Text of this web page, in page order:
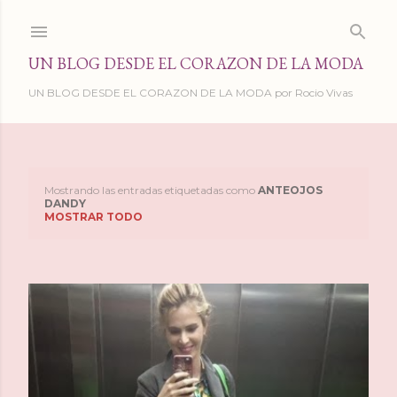
UN BLOG DESDE EL CORAZON DE LA MODA
UN BLOG DESDE EL CORAZON DE LA MODA por Rocio Vivas
t
r
a
Mostrando las entradas etiquetadas como ANTEOJOS
DANDY
MOSTRAR TODO